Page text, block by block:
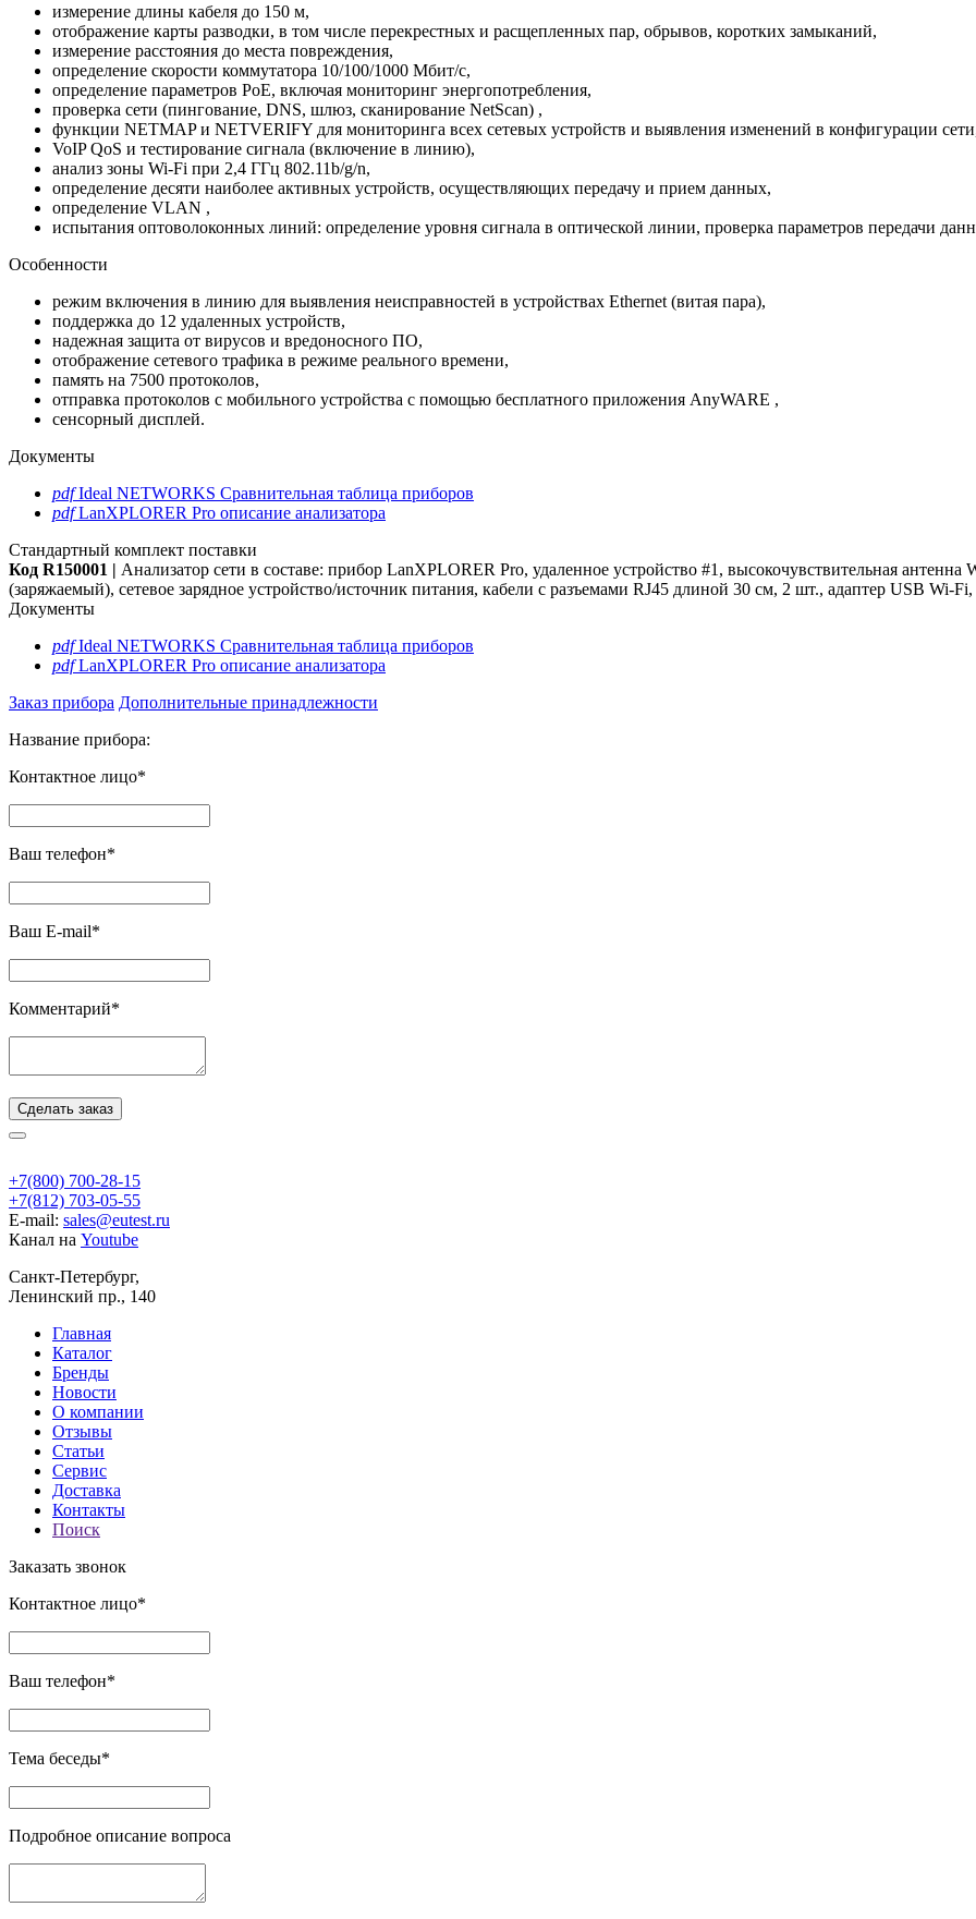
измерение длины кабеля до 150 м,
отображение карты разводки, в том числе перекрестных и расщепленных пар, обрывов, коротких замыканий,
измерение расстояния до места повреждения,
определение скорости коммутатора 10/100/1000 Мбит/с,
определение параметров РоЕ, включая мониторинг энергопотребления,
проверка сети (пингование, DNS, шлюз, сканирование NetScan) ,
функции NETMAP и NETVERIFY для мониторинга всех сетевых устройств и выявления изменений в конфигурации
VoIP QoS и тестирование сигнала (включение в линию),
анализ зоны Wi-Fi при 2,4 ГГц 802.11b/g/n,
определение десяти наиболее активных устройств, осуществляющих передачу и прием данных,
определение VLAN ,
испытания оптоволоконных линий: определение уровня сигнала в оптической линии, проверка параметров передачи
Особенности
режим включения в линию для выявления неисправностей в устройствах Ethernet (витая пара),
поддержка до 12 удаленных устройств,
надежная защита от вирусов и вредоносного ПО,
отображение сетевого трафика в режиме реального времени,
память на 7500 протоколов,
отправка протоколов с мобильного устройства с помощью бесплатного приложения AnyWARE ,
сенсорный дисплей.
Документы
pdfIdeal NETWORKS Сравнительная таблица приборов
pdfLanXPLORER Pro описание анализатора
Стандартный комплект поставки
Код R150001 | Анализатор сети в составе: прибор LanXPLORER Pro, удаленное устройство #1, высокочувствительная
(заряжаемый), сетевое зарядное устройство/источник питания, кабели с разъемами RJ45 длиной 30 см, 2 шт., адаптер USB Wi-
Документы
pdf Ideal NETWORKS Сравнительная таблица приборов
pdf LanXPLORER Pro описание анализатора
Заказ прибора Дополнительные принадлежности
Название прибора:
Контактное лицо*
Ваш телефон*
Ваш E-mail*
Комментарий*
Сделать заказ
+7(800) 700-28-15
+7(812) 703-05-55
E-mail: sales@eutest.ru
Канал на Youtube
Санкт-Петербург,
Ленинский пр., 140
Главная
Каталог
Бренды
Новости
О компании
Отзывы
Статьи
Сервис
Доставка
Контакты
Поиск
Заказать звонок
Контактное лицо*
Ваш телефон*
Тема беседы*
Подробное описание вопроса